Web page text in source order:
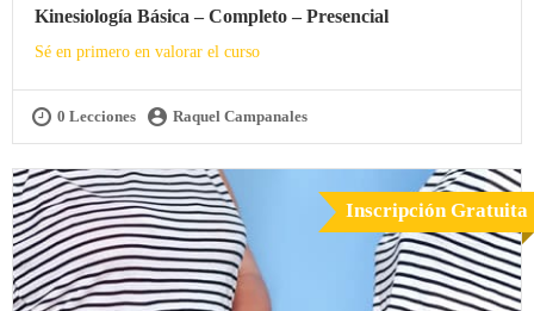
Kinesiología Básica – Completo – Presencial
Sé en primero en valorar el curso
0 Lecciones Raquel Campanales
Inscripción Gratuita